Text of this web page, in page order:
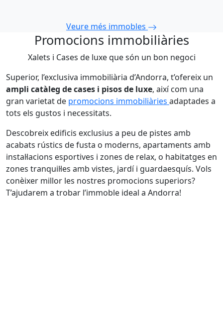
Veure més immobles
Promocions immobiliàries
Xalets i Cases de luxe que són un bon negoci
Superior, l’exclusiva immobiliària d’Andorra, t’ofereix un
ampli catàleg de cases i pisos de luxe, així com una
gran varietat de promocions immobiliàries adaptades a
tots els gustos i necessitats.
Descobreix edificis exclusius a peu de pistes amb
acabats rústics de fusta o moderns, apartaments amb
instal·lacions esportives i zones de relax, o habitatges en
zones tranquil·les amb vistes, jardí i guardaesquís. Vols
conèixer millor les nostres promocions superiors?
T’ajudarem a trobar l’immoble ideal a Andorra!